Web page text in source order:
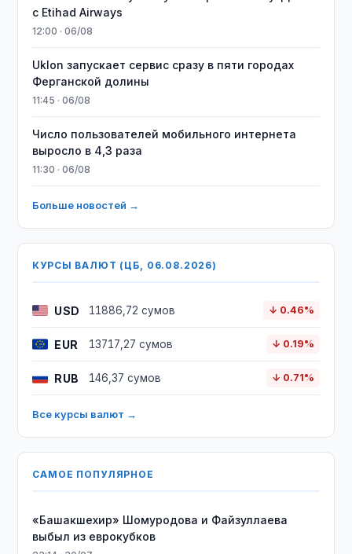
с Etihad Airways
12:00 · 06/08
Uklon запускает сервис сразу в пяти городах
Ферганской долины
11:45 · 06/08
Число пользователей мобильного интернета
выросло в 4,3 раза
11:30 · 06/08
Больше новостей →
КУРСЫ ВАЛЮТ (ЦБ, 06.08.2026)
USD 11886,72 сумов ↓ 0.46%
EUR 13717,27 сумов ↓ 0.19%
RUB 146,37 сумов ↓ 0.71%
Все курсы валют →
САМОЕ ПОПУЛЯРНОЕ
«Башакшехир» Шомуродова и Файзуллаева
выбыл из еврокубков